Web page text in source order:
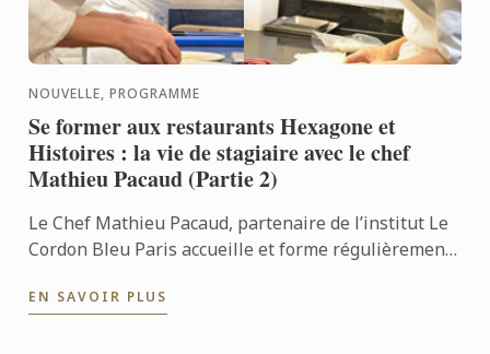
NOUVELLE, PROGRAMME
Se former aux restaurants Hexagone et
Histoires : la vie de stagiaire avec le chef
Mathieu Pacaud (Partie 2)
Le Chef Mathieu Pacaud, partenaire de l’institut Le
Cordon Bleu Paris accueille et forme régulièrement
aux ...
EN SAVOIR PLUS